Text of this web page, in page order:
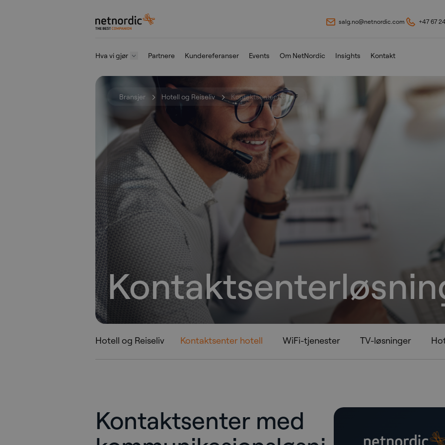
Gå til innhold
NetNordic Norway salg.no@netnordic.com +47 67
Hva vi gjør Partnere Kundereferanser Events Om NetNordic Insights Kontakt
Bransjer Hotell og Reiseliv Kontaktsenter hotell
Hotell og Reiseliv Kontaktsenter hotell WiFi-tjenester TV-løsninger
Kontaktsenter med